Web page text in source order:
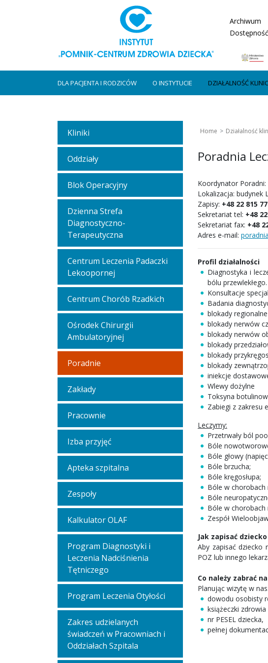
Archiwum
DLA PACJENTA I RODZICÓW O INSTYTUCIE DZIAŁALNOŚĆ
Kliniki
Oddziały
Blok Operacyjny
Dzienna Strefa
Diagnostyczno-
Terapeutyczna
Centrum Leczenia Padaczki
Lekoopornej
Centrum Chorób Rzadkich
Ośrodek Chirurgii
Ambulatoryjnej
Poradnie
Zakłady
Pracownie
Izba przyjęć
Apteka szpitalna
Zespoły
Kalkulator OLAF
Program Diagnostyki i
Leczenia Nadciśnienia
Tętniczego
Program Leczenia Otyłości
Zakres udzielanych
świadczeń w Pracowniach i
Oddziałach Szpitala
Home Działalność
Poradnia
Koordynator Poradni:
Lokalizacja: budynek
Zapisy: +48 22 815
Sekretariat tel: +48
Sekretariat fax: +48
Adres e-mail:
Profil działalności
Diagnostyka i
bólu przewlekłego.
Konsultacje
Badania
blokady
blokady nerwów
blokady nerwów
blokady
blokady
blokady
iniekcje
Wlewy dożylne
Toksyna
Zabiegi z zakresu
Leczymy:
Przetrwały ból
Bóle
Bóle głowy
Bóle brzucha;
Bóle kręgosłupa;
Bóle w chorobach
Bóle
Bóle w chorobach
Zespół
Jak zapisać
Aby zapisać dziecko
POZ lub innego
Co należy zabrać
Planując wizytę w
dowodu osobisty
książeczki zdrowia
nr PESEL dziecka,
pełnej